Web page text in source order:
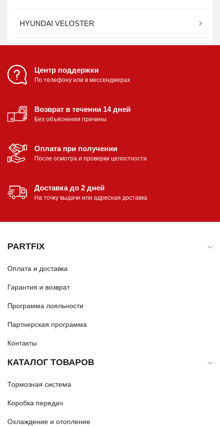
HYUNDAI VELOSTER
Центр поддержки
По телефону или в мессенджерах
Возврат в течении 14 дней
Без объяснения причины
Оплата при получении
После осмотра и проверки целостности
Доставка до 2 дней
На точку выдачи или адресная доставка
PARTFIX
Оплата и доставка
Гарантия и возврат
Программа лояльности
Партнерская программа
Контакты
КАТАЛОГ ТОВАРОВ
Тормозная система
Коробка передач
Охлаждение и отопление